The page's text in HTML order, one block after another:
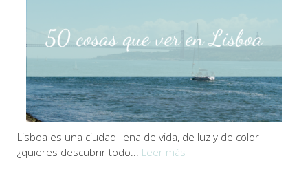
Lisboa es una ciudad llena de vida, de luz y de color
¿quieres descubrir todo... Leer más